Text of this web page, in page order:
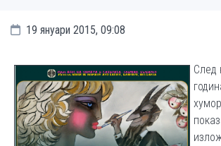
19 януари 2015, 09:08
След